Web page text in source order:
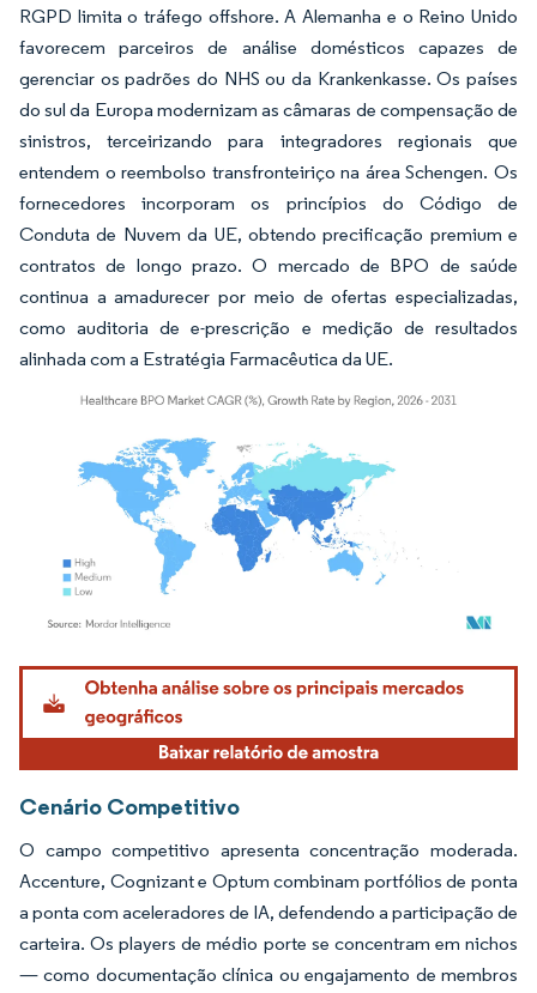
RGPD limita o tráfego offshore. A Alemanha e o Reino Unido
favorecem parceiros de análise domésticos capazes de
gerenciar os padrões do NHS ou da Krankenkasse. Os países
do sul da Europa modernizam as câmaras de compensação de
sinistros, terceirizando para integradores regionais que
entendem o reembolso transfronteiriço na área Schengen. Os
fornecedores incorporam os princípios do Código de
Conduta de Nuvem da UE, obtendo precificação premium e
contratos de longo prazo. O mercado de BPO de saúde
continua a amadurecer por meio de ofertas especializadas,
como auditoria de e-prescrição e medição de resultados
alinhada com a Estratégia Farmacêutica da UE.
Imagem © Mordor Intelligence. O reuso requer atribuição conforme CC BY 4.0.
Cenário Competitivo
O campo competitivo apresenta concentração moderada.
Accenture, Cognizant e Optum combinam portfólios de ponta
a ponta com aceleradores de IA, defendendo a participação de
carteira. Os players de médio porte se concentram em nichos
— como documentação clínica ou engajamento de membros